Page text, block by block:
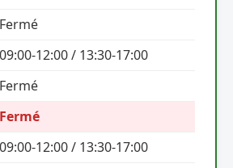
Fermé
09:00-12:00 / 13:30-17:00
Fermé
Fermé
09:00-12:00 / 13:30-17:00